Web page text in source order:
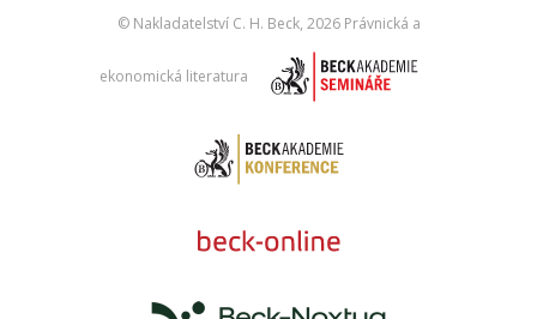
© Nakladatelství C. H. Beck, 2026 Právnická a
ekonomická literatura